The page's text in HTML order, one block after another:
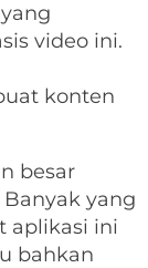
video ini.
konten
besar
yang
aplikasi ini
bahkan